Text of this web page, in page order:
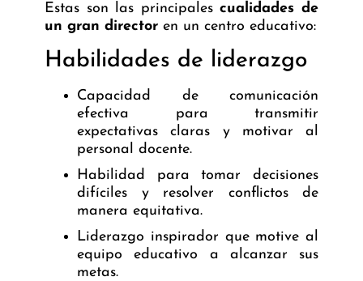
Estas son las principalescualidades de
un gran director en un centro educativo:
Habilidades de liderazgo
Capacidad de comunicación
efectiva para transmitir
expectativas claras y motivar al
personal docente.
Habilidad para tomar decisiones
difíciles y resolver conflictos de
manera equitativa.
Liderazgo inspirador que motive al
equipo educativo a alcanzar sus
metas.